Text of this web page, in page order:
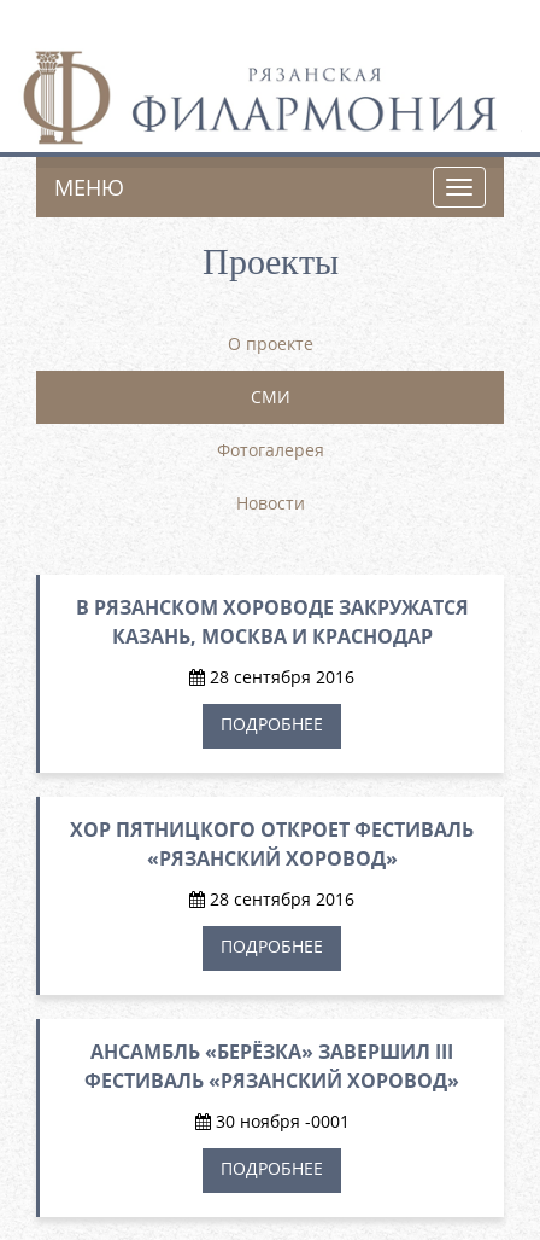
Toggle
МЕНЮ
Проекты
О проекте
СМИ
Фотогалерея
Новости
В РЯЗАНСКОМ ХОРОВОДЕ ЗАКРУЖАТСЯ
КАЗАНЬ, МОСКВА И КРАСНОДАР
28 сентября 2016
ПОДРОБНЕЕ
ХОР ПЯТНИЦКОГО ОТКРОЕТ ФЕСТИВАЛЬ
«РЯЗАНСКИЙ ХОРОВОД»
28 сентября 2016
ПОДРОБНЕЕ
АНСАМБЛЬ «БЕРЁЗКА» ЗАВЕРШИЛ III
ФЕСТИВАЛЬ «РЯЗАНСКИЙ ХОРОВОД»
30 ноября -0001
ПОДРОБНЕЕ